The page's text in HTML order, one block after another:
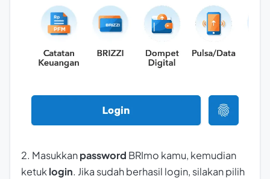
2. Masukkanpassword BRImo kamu, kemudian
ketuklogin. Jika sudah berhasil login, silakan pilih